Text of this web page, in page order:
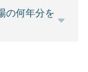
の何年分を